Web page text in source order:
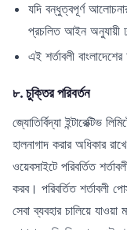
যদি বন্ধুত্বপূর্ণ
প্রচলিত আইন অনুযায়ী
এই শর্তাবলী
৮. চুক্তির পরিবর্তন
জ্যোতির্বিদ্যা ইন্টারেক্টিভ
হালনাগাদ করার অধিকার
ওয়েবসাইটে পরিবর্তিত
করব। পরিবর্তিত শর্তাবলী
সেবা ব্যবহার চালিয়ে